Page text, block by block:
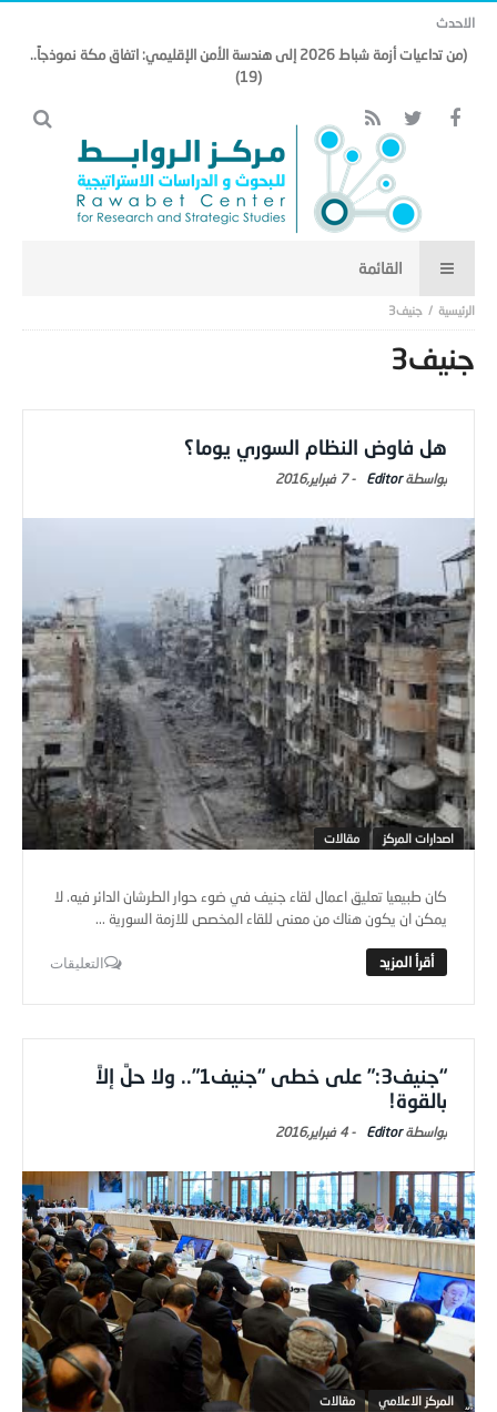
الاحدث
(من تداعيات أزمة شباط 2026 إلى هندسة الأمن الإقليمي: اتفاق مكة نموذجاً..
(19)
جنيف3
جنيف3
هل فاوض النظام السوري يوما؟
Editor
-7 فبراير,2016
اصدارات المركز مقالات
كان طبيعيا تعليق اعمال لقاء جنيف في ضوء حوار الطرشان الدائر فيه. لا
يمكن ان يكون هناك من معنى للقاء المخصص للازمة السورية ...
التعليقات
“جنيف3:” على خطى “جنيف1”.. ولا حلَّ إلاَّ
بالقوة!
Editor
-4 فبراير,2016
المركز الاعلامي مقالات